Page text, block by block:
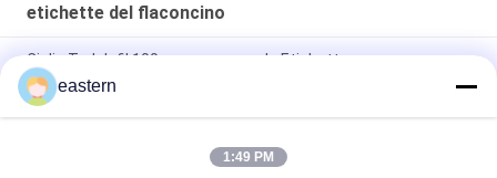
etichette del flaconcino
Cialis Tadalafil 100mg per uso orale Etichette
SS-31 Etichette adesive forti Etichette del flaconcino
peptidico
Etichette anaboliche e scatole su misura degli archivi dei
eastern
1:49 PM